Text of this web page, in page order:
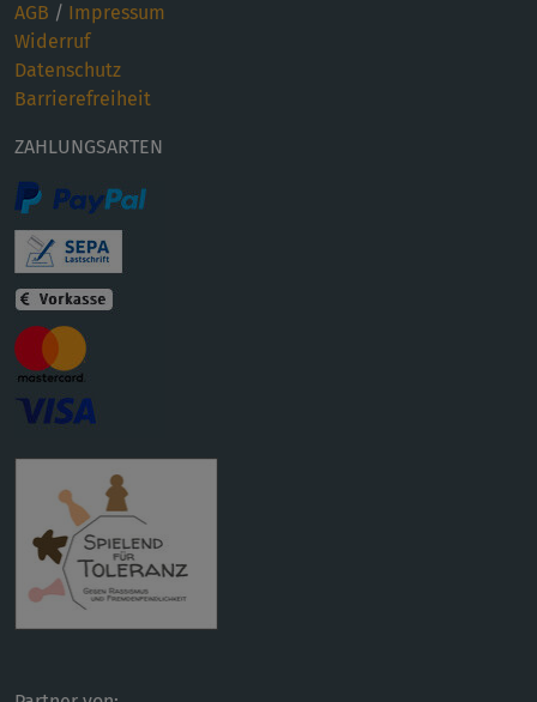
AGB / Impressum
Widerruf
Datenschutz
Barrierefreiheit
ZAHLUNGSARTEN